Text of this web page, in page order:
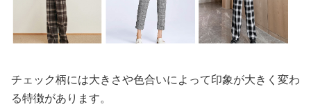
チェック柄には大きさや色合いによって印象が大きく変わ
る特徴があります。